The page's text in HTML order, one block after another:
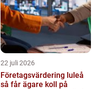
22 juli 2026
Företagsvärdering luleå
så får ägare koll på